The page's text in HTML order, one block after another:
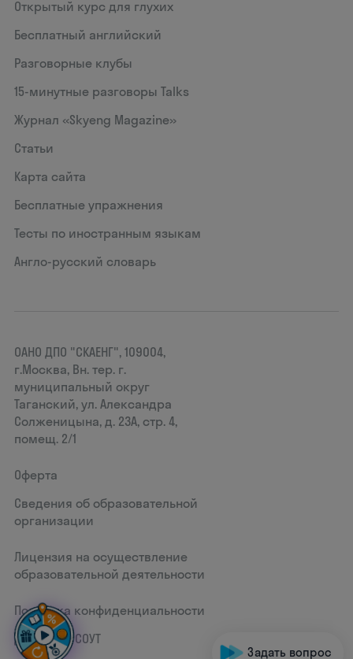
Открытый курс для глухих
Бесплатный английский
Разговорные клубы
15‑минутные разговоры Talks
Журнал «Skyeng Magazine»
Статьи
Карта сайта
Бесплатные упражнения
Тесты по иностранным языкам
Англо-русский словарь
ОАНО ДПО "СКАЕНГ", 109004,
г.Москва, Вн. тер. г.
муниципальный округ
Таганский, ул. Александра
Солженицына, д. 23А, стр. 4,
помещ. 2/1
Оферта
Сведения об образовательной
организации
Лицензия на осуществление
образовательной деятельности
Политика конфиденциальности
Документ СОУТ
Задать вопрос